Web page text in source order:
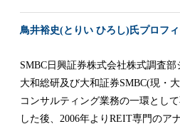
鳥井裕史(とりい ひろし)氏プロフ
SMBC日興証券株式会社株式調査部
大和総研及び大和証券SMBC(現・
コンサルティング業務の一環とし
した後、2006年よりREIT専門のア